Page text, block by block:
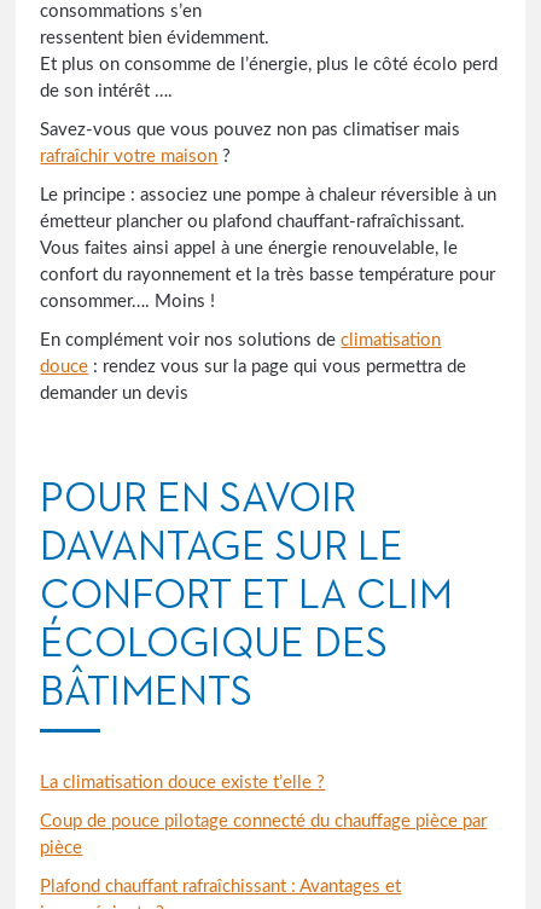
consommations s’en
ressentent bien évidemment.
Et plus on consomme de l’énergie, plus le côté écolo perd
de son intérêt ….
Savez-vous que vous pouvez non pas climatiser mais
rafraîchir votre maison ?
Le principe : associez une pompe à chaleur réversible à un
émetteur plancher ou plafond chauffant-rafraîchissant.
Vous faites ainsi appel à une énergie renouvelable, le
confort du rayonnement et la très basse température pour
consommer…. Moins !
En complément voir nos solutions declimatisation
douce : rendez vous sur la page qui vous permettra de
demander un devis
POUR EN SAVOIR
DAVANTAGE SUR LE
CONFORT ET LA CLIM
ÉCOLOGIQUE DES
BÂTIMENTS
La climatisation douce existe t’elle ?
Coup de pouce pilotage connecté du chauffage pièce par
pièce
Plafond chauffant rafraîchissant : Avantages et